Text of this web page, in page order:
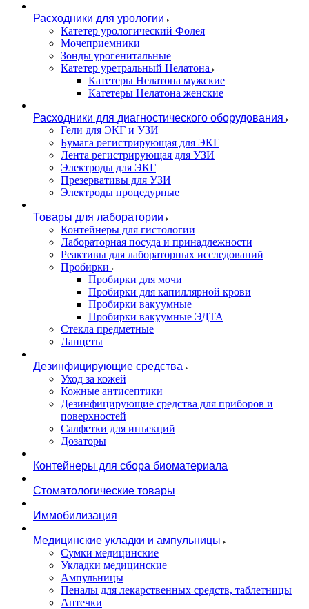
Расходники для урологии
Катетер урологический Фолея
Мочеприемники
Зонды урогенитальные
Катетер уретральный Нелатона
Катетеры Нелатона мужские
Катетеры Нелатона женские
Расходники для диагностического оборудования
Гели для ЭКГ и УЗИ
Бумага регистрирующая для ЭКГ
Лента регистрирующая для УЗИ
Электроды для ЭКГ
Презервативы для УЗИ
Электроды процедурные
Товары для лаборатории
Контейнеры для гистологии
Лабораторная посуда и принадлежности
Реактивы для лабораторных исследований
Пробирки
Пробирки для мочи
Пробирки для капиллярной крови
Пробирки вакуумные
Пробирки вакуумные ЭДТА
Стекла предметные
Ланцеты
Дезинфицирующие средства
Уход за кожей
Кожные антисептики
Дезинфицирующие средства для приборов и
поверхностей
Салфетки для инъекций
Дозаторы
Контейнеры для сбора биоматериала
Стоматологические товары
Иммобилизация
Медицинские укладки и ампульницы
Сумки медицинские
Укладки медицинские
Ампульницы
Пеналы для лекарственных средств, таблетницы
Аптечки